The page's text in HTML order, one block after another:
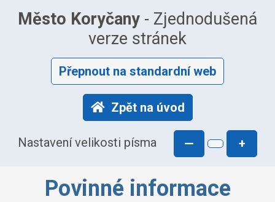
Město Koryčany - Zjednodušená
verze stránek
Přepnout na standardní web
Zpět na úvod
Nastavení velikosti písma — +
Povinné informace